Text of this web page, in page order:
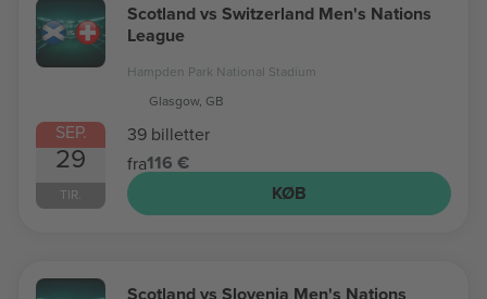
SEP.
29
TIR.
Scotland vs Switzerland Men's Nations
League
Hampden Park National Stadium
Glasgow, GB
39 billetter
fra116 €
KØB